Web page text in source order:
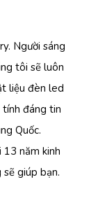
Người sáng
tôi sẽ luôn
liệu đèn led
đáng tin
Quốc.
13 năm kinh
sẽ giúp bạn.